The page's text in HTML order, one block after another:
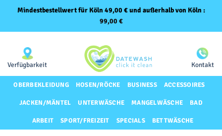
Mindestbestellwert für Köln 49,00 € und außerhalb von Köln :
99,00 €
springen
Verfügbarkeit Kontakt
OBERBEKLEIDUNG HOSEN/RÖCKE BUSINESS ACCESSOIRES
JACKEN/MÄNTEL UNTERWÄSCHE MANGELWÄSCHE BAD
ARBEIT SPORT/FREIZEIT SPECIALS BETTWÄSCHE